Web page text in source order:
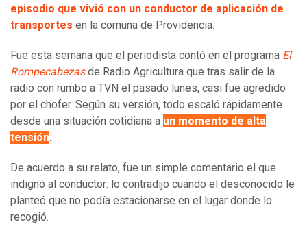
episodio que vivió con un conductor de aplicación de
transportes en la comuna de Providencia.
Fue esta semana que el periodista contó en el programa El
Rompecabezasde Radio Agricultura que tras salir de la
radio con rumbo a TVN el pasado lunes, casi fue agredido
por el chofer. Según su versión, todo escaló rápidamente
desde una situación cotidiana a un momento de alta
tensión.
De acuerdo a su relato, fue un simple comentario el que
indignó al conductor: lo contradijo cuando el desconocido le
planteó que no podía estacionarse en el lugar donde lo
recogió.